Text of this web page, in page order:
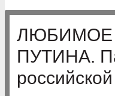
ЛЮБИМОЕ
ПУТИНА.